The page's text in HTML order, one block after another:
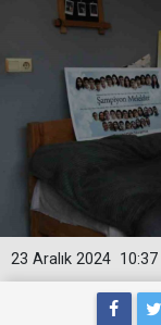
10:37
23 Aralık 2024